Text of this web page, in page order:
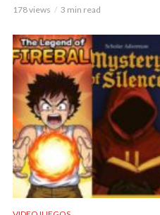
178 views 3 min read